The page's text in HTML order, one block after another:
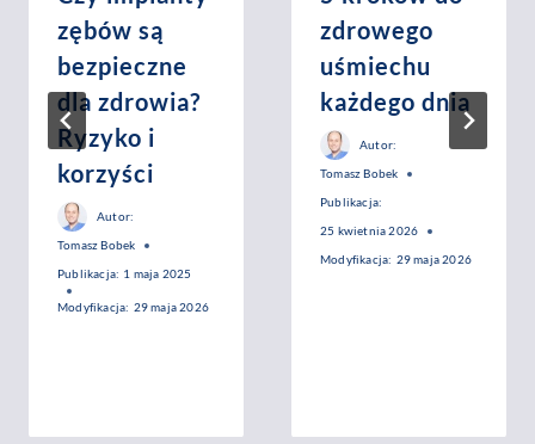
zębów są
bezpieczne
dla zdrowia?
Ryzyko i
korzyści
Autor:
Tomasz Bobek
Publikacja: 1 maja 2025
Modyfikacja: 29 maja 2026
zdrowego
uśmiechu
każdego dnia
Autor:
Tomasz Bobek
Publikacja:
25 kwietnia 2026
Modyfikacja: 29 maja 2026